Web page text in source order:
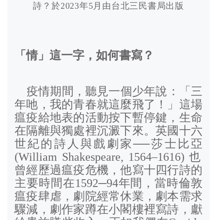
詩？於2023年5 月由台北三民書局出版
「情」這一字，如何書寫？
疫情期間，聽見一個少年說：「三
年吔，我的青春就這麼飛了！」這場
瘟疫給地表的活動按下暫停鍵，生命
在隔離與獨處裡沉澱下來。英國十六
世紀的詩人與戲劇家──莎士比亞
(William Shakespeare, 1564–1616)也
曾經歷過瘟疫危機，他寫十四行詩的
主要時間在1592─94年間，當時倫敦
瘟疫肆虐，劇院經常休業，劇本需求
驟減，劇作家蹲在小閣樓裡寫詩，獻